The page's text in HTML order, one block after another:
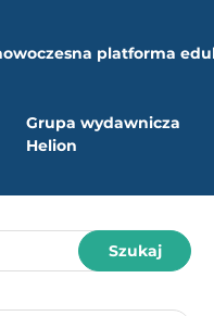
platforma
Grupa wydawnicza
Helion
Szukaj